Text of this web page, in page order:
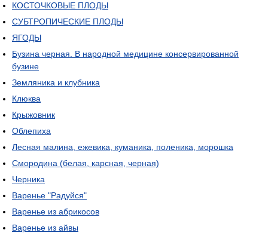
КОСТОЧКОВЫЕ ПЛОДЫ
СУБТРОПИЧЕСКИЕ ПЛОДЫ
ЯГОДЫ
Бузина черная. В народной медицине консервированной
бузине
Земляника и клубника
Клюква
Крыжовник
Облепиха
Лесная малина, ежевика, куманика, поленика, морошка
Смородина (белая, карсная, черная)
Черника
Варенье "Радуйся"
Варенье из абрикосов
Варенье из айвы